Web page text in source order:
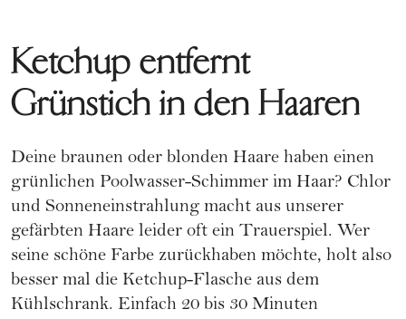
Ketchup entfernt
Grünstich in den Haaren
Deine braunen oder blonden Haare haben einen
grünlichen Poolwasser-Schimmer im Haar? Chlor
und Sonneneinstrahlung macht aus unserer
gefärbten Haare leider oft ein Trauerspiel. Wer
seine schöne Farbe zurückhaben möchte, holt also
besser mal die Ketchup-Flasche aus dem
Kühlschrank. Einfach 20 bis 30 Minuten